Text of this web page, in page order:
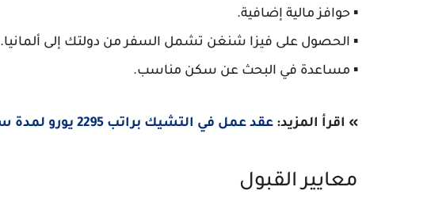
▪️ حوافز مالية إضافية.
▪️ الحصول على فيزا شنغن تشمل السفر من دولتك إلى ألمانيا.
▪️ مساعدة في البحث عن سكن مناسب.
» اقرأ المزيد: عقد عمل في التشيك براتب 2295 يورو لمدة سنتين | بتمويل كامل وتأشيرة عمل
معايير القبول